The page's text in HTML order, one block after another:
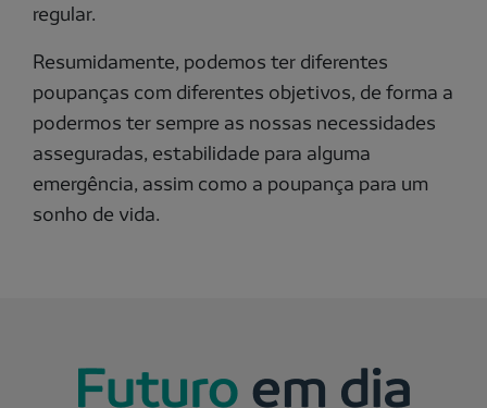
regular.
Resumidamente, podemos ter diferentes
poupanças com diferentes objetivos, de forma a
podermos ter sempre as nossas necessidades
asseguradas, estabilidade para alguma
emergência, assim como a poupança para um
sonho de vida.